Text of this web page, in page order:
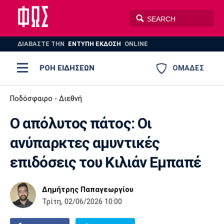
ΔΙΑΒΑΣΤΕ THN ΕΝΤΥΠΗ ΕΚΔΟΣΗ ONLINE
ΟΜΑΔΕΣ
ΡΟΗ ΕΙΔΗΣΕΩΝ
ΠΟΔΟΣΦΑΙΡΟ
ΠΟΛΟ
AUTO-MOTO PLUS
Ποδόσφαιρο
Super League 1
Super League 2
Ελλάδα
Μπάσκετ
Ελλάδα
EuroLeague
Ολυμπιακοί Αγώνες
Πόλο
Ολυμπιακός ΑΕΚ ΠΑΟΚ
Παναθηναϊκός Ατρόμητος
Ποδόσφαιρο - Διεθνή
Ο απόλυτος πάτος: Οι
ανύπαρκτες αμυντικές
επιδόσεις του Κιλιάν Εμπαπέ
Δημήτρης Παπαγεωργίου
Τρίτη, 02/06/2026 10:00